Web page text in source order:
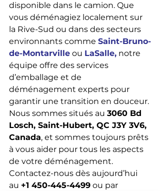
disponible dans le camion. Que
vous déménagiez localement sur
la Rive-Sud ou dans des secteurs
environnants comme Saint-Bruno-
de-Montarville ou LaSalle, notre
équipe offre des services
d’emballage et de
déménagement experts pour
garantir une transition en douceur.
Nous sommes situés au 3060 Bd
Losch, Saint-Hubert, QC J3Y 3V6,
Canada, et sommes toujours prêts
à vous aider pour tous les aspects
de votre déménagement.
Contactez-nous dès aujourd’hui
au +1 450-445-4499 ou par